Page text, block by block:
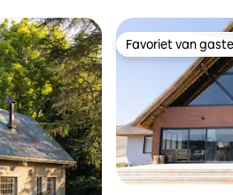
Favoriet van
Favoriet van